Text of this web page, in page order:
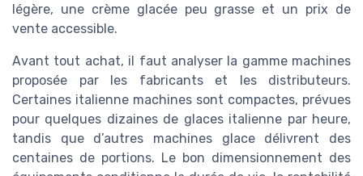
légère, une crème glacée peu grasse et un prix de
vente accessible.
Avant tout achat, il faut analyser la gamme machines
proposée par les fabricants et les distributeurs.
Certaines italienne machines sont compactes, prévues
pour quelques dizaines de glaces italienne par heure,
tandis que d’autres machines glace délivrent des
centaines de portions. Le bon dimensionnement des